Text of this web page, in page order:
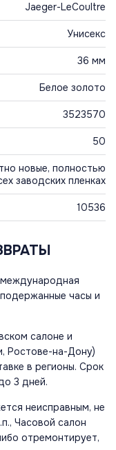
Jaeger-LeCoultre
Унисекс
36 мм
Белое золото
3523570
50
новые, полностью
заводских пленках
10536
часы и
салоне и
Ростове-на-Дону)
в регионы. Срок
3 дней.
неисправным, не
Часовой салон
отремонтирует,